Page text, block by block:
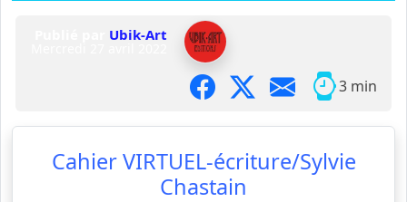
Ubik-Art
3 min
Cahier VIRTUEL-écriture/Sylvie
Chastain